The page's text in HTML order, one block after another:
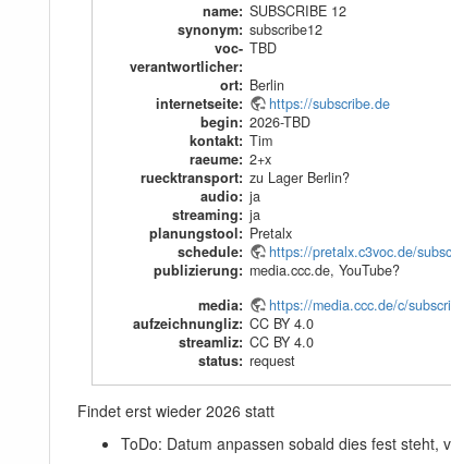
name: SUBSCRIBE 12
synonym: subscribe12
voc-
verantwortlicher:
TBD
ort: Berlin
internetseite:
https://subscribe.de
begin: 2026-TBD
kontakt: Tim
raeume: 2+x
ruecktransport: zu Lager Berlin?
audio: ja
streaming: ja
planungstool: Pretalx
schedule:
https://pretalx.c3voc.de/
publizierung: media.ccc.de, YouTube?
media:
https://media.ccc.de/c/
aufzeichnungliz: CC BY 4.0
streamliz: CC BY 4.0
status: request
Findet erst wieder 2026 statt
ToDo: Datum anpassen sobald dies fest steht,